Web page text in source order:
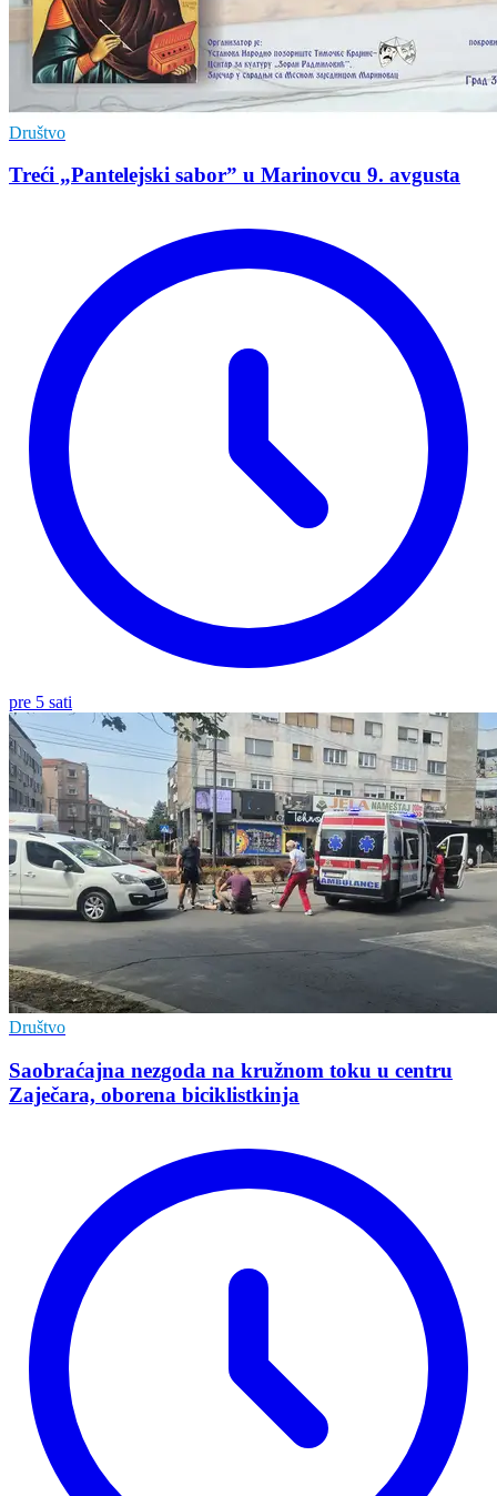
Društvo
Treći „Pantelejski sabor” u Marinovcu 9. avgusta
pre 5 sati
Društvo
Saobraćajna nezgoda na kružnom toku u centru
Zaječara, oborena biciklistkinja